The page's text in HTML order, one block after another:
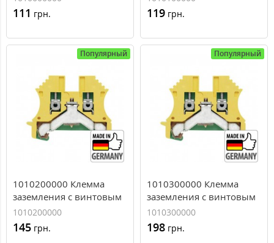
2,5, 2,5 мм.кв
111 грн.
4, 4 мм.кв
119 грн.
Популярный
1010200000 Клемма
заземления с винтовым
зажимом Weidmuller WPE
6, 6 мм.кв
1010200000
145 грн.
Популярный
1010300000 Клемма
заземления с винтовым
зажимом Weidmuller WPE
10, 10 мм.кв
1010300000
198 грн.